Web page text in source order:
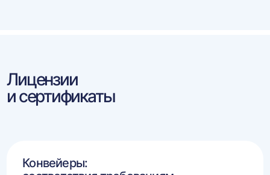
Лицензии
и сертификаты
Конвейеры: